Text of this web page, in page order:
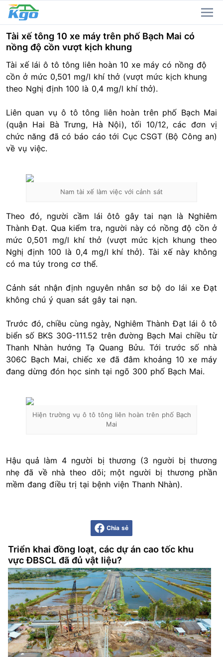
Tài xế tông 10 xe máy trên phố Bạch Mai có
nồng độ cồn vượt kịch khung
Tài xế lái ô tô tông liên hoàn 10 xe máy có nồng độ
cồn ở mức 0,501 mg/l khí thở (vượt mức kịch khung
theo Nghị định 100 là 0,4 mg/l khí thở).
Liên quan vụ ô tô tông liên hoàn trên phố Bạch Mai
(quận Hai Bà Trưng, Hà Nội), tối 10/12, các đơn vị
chức năng đã có báo cáo tới Cục CSGT (Bộ Công an)
về vụ việc.
Nam tài xế làm việc với cảnh sát
Theo đó, người cầm lái ôtô gây tai nạn là Nghiêm
Thành Đạt. Qua kiểm tra, người này có nồng độ cồn ở
mức 0,501 mg/l khí thở (vượt mức kịch khung theo
Nghị định 100 là 0,4 mg/l khí thở). Tài xế này không
có ma túy trong cơ thể.
Cảnh sát nhận định nguyên nhân sơ bộ do lái xe Đạt
không chú ý quan sát gây tai nạn.
Trước đó, chiều cùng ngày, Nghiêm Thành Đạt lái ô tô
biển số BKS 30G-111.52 trên đường Bạch Mai chiều từ
Thanh Nhàn hướng Tạ Quang Bửu. Tới trước số nhà
306C Bạch Mai, chiếc xe đã đâm khoảng 10 xe máy
đang dừng đón học sinh tại ngõ 300 phố Bạch Mai.
Hiện trường vụ ô tô tông liên hoàn trên phố Bạch
Mai
Hậu quả làm 4 người bị thương (3 người bị thương
nhẹ đã về nhà theo dõi; một người bị thương phần
mềm đang điều trị tại bệnh viện Thanh Nhàn).
Chia sẻ
Triển khai đồng loạt, các dự án cao tốc khu
vực ĐBSCL đã đủ vật liệu?